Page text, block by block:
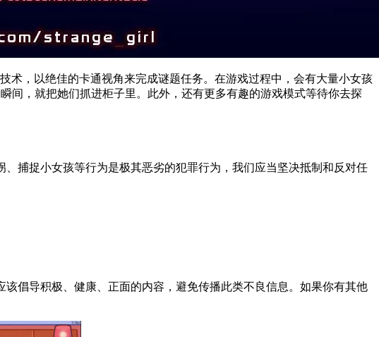
术，以绝佳的卡通视角来完成谜题任务。在游戏过程中，会有大量小女孩
间，就把她们抓进柜子里。此外，还有更多有趣的游戏模式等待你去探
捕捉小女孩等行为是极其恶劣的犯罪行为，我们应当坚决抵制和反对任
倡导积极、健康、正面的内容，避免传播此类不良信息。如果你有其他